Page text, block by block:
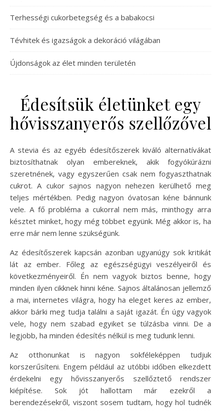
Terhességi cukorbetegség és a babakocsi
Tévhitek és igazságok a dekoráció világában
Újdonságok az élet minden területén
Édesítsük életünket egy
hővisszanyerős szellőzővel
A stevia és az egyéb édesítőszerek kiváló alternatívákat
biztosíthatnak olyan embereknek, akik fogyókúrázni
szeretnének, vagy egyszerűen csak nem fogyaszthatnak
cukrot. A cukor sajnos nagyon nehezen kerülhető meg
teljes mértékben. Pedig nagyon óvatosan kéne bánnunk
vele. A fő probléma a cukorral nem más, minthogy arra
késztet minket, hogy még többet együnk. Még akkor is, ha
erre már nem lenne szükségünk.
Az édesítőszerek kapcsán azonban ugyanúgy sok kritikát
lát az ember. Főleg az egészségügyi veszélyeiről és
következményeiről. Én nem vagyok biztos benne, hogy
minden ilyen cikknek hinni kéne. Sajnos általánosan jellemző
a mai, internetes világra, hogy ha eleget keres az ember,
akkor bárki meg tudja találni a saját igazát. Én úgy vagyok
vele, hogy nem szabad egyiket se túlzásba vinni. De a
legjobb, ha minden édesítés nélkül is meg tudunk lenni.
Az otthonunkat is nagyon sokféleképpen tudjuk
korszerűsíteni. Engem például az utóbbi időben elkezdett
érdekelni egy hővisszanyerős szellőztető rendszer
kiépítése. Sok jót hallottam már ezekről a
berendezésekről, viszont sosem tudtam, hogy hol tudnék